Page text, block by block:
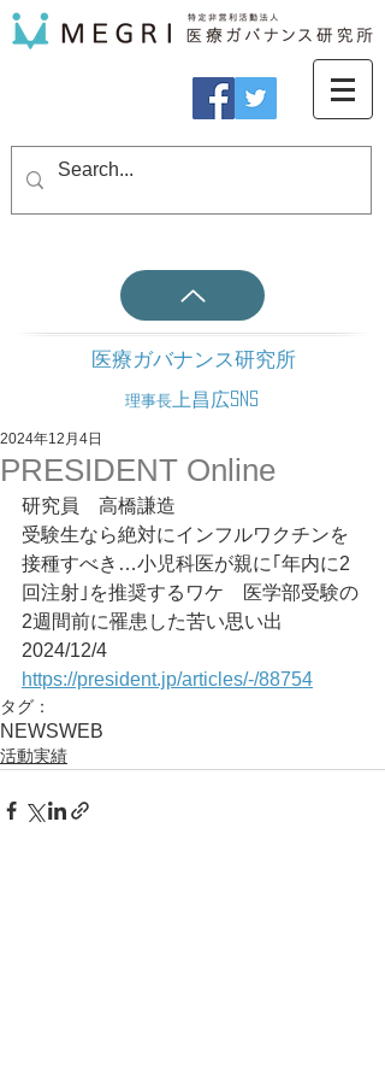
医療ガバナンス研究所
理事長 上昌広SNS
PRESIDENT Online
2024年12月4日
研究員　高橋謙造
受験生なら絶対にインフルワクチンを
接種すべき…小児科医が親に｢年内に2
回注射｣を推奨するワケ　医学部受験の
2週間前に罹患した苦い思い出
2024/12/4
https://president.jp/articles/-/88754
タグ：
NEWSWEB
活動実績